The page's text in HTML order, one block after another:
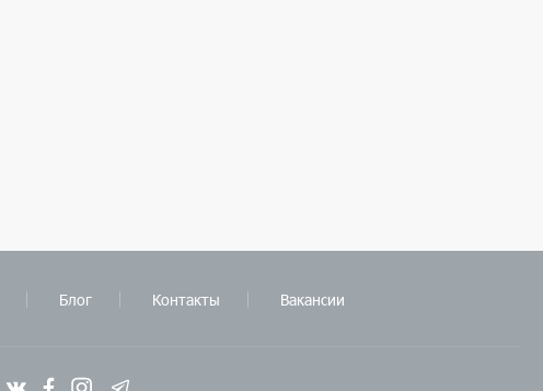
Блог Контакты Вакансии